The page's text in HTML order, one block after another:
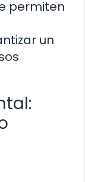
permiten
un